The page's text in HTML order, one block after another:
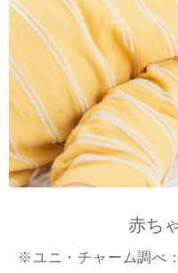
赤ち
※ユニ・チャーム調べ